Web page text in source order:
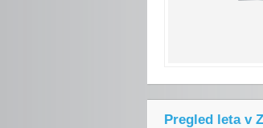
Pregled leta v